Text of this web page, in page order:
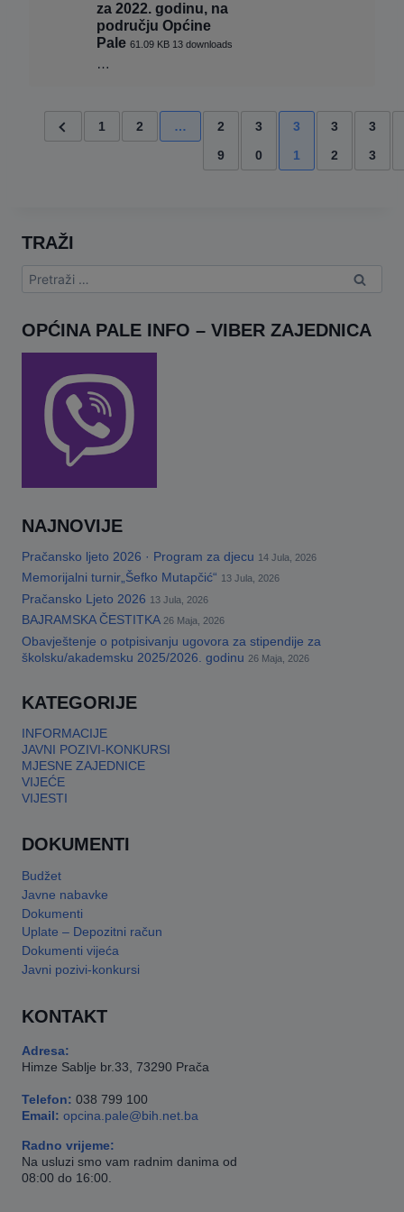
za 2022. godinu, na
području Općine
Pale 61.09 KB 13 downloads
…
1 2 …
2
9
3
0
3
1
3
2
3
3
TRAŽI
Pretraga:
OPĆINA PALE INFO – VIBER ZAJEDNICA
NAJNOVIJE
Pračansko ljeto 2026 · Program za djecu 14 Jula, 2026
Memorijalni turnir„Šefko Mutapčić“ 13 Jula, 2026
Pračansko Ljeto 2026 13 Jula, 2026
BAJRAMSKA ČESTITKA 26 Maja, 2026
Obavještenje o potpisivanju ugovora za stipendije za
školsku/akademsku 2025/2026. godinu 26 Maja, 2026
KATEGORIJE
INFORMACIJE
JAVNI POZIVI-KONKURSI
MJESNE ZAJEDNICE
VIJEĆE
VIJESTI
DOKUMENTI
Budžet
Javne nabavke
Dokumenti
Uplate – Depozitni račun
Dokumenti vijeća
Javni pozivi-konkursi
KONTAKT
Adresa:
Himze Sablje br.33, 73290 Prača
Telefon: 038 799 100
Email: opcina.pale@bih.net.ba
Radno vrijeme:
Na usluzi smo vam radnim danima od
08:00 do 16:00.